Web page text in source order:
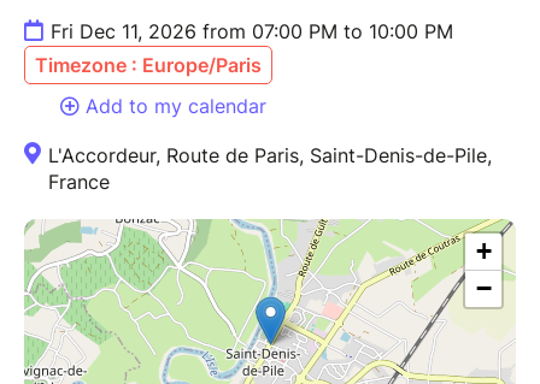
Fri Dec 11, 2026 from 07:00 PM to 10:00 PM
Timezone : Europe/Paris
Add to my calendar
L'Accordeur, Route de Paris, Saint-Denis-de-Pile,
France
+
−